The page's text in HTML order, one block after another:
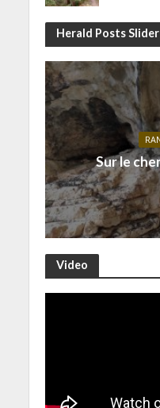
Herald Posts Slider
Sur le
Video